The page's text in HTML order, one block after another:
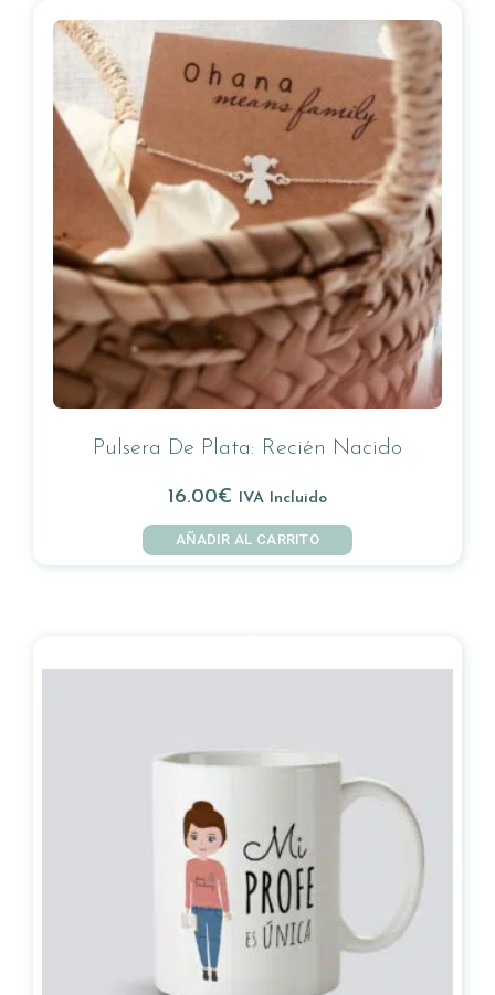
Pulsera De Plata: Recién Nacido
16.00€ IVA Incluido
AÑADIR AL CARRITO